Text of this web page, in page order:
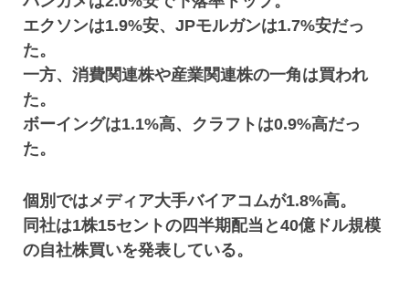
エクソンは1.9%安、JPモルガンは1.7%安だっ
た。
一方、消費関連株や産業関連株の一角は買われ
た。
ボーイングは1.1%高、クラフトは0.9%高だっ
た。
個別ではメディア大手バイアコムが1.8%高。
同社は1株15セントの四半期配当と40億ドル規模
の自社株買いを発表している。